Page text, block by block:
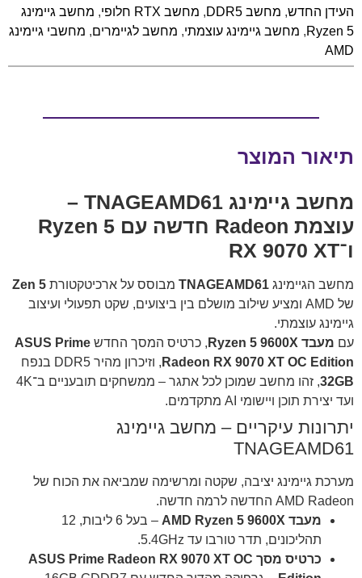
העידן החדש, מחשב DDR5 , מחשב RTX חלופי , מחשב גיימינג
Ryzen 5
, מחשב גיימינג עוצמתי, מחשב לגיימרים, מחשבי גיימינג
AMD
תיאור המוצר
מחשב גיימינג TNAGEAMD61 –
עוצמת Radeon חדשה עם Ryzen 5
ו־RX 9070 XT
מחשב הגיימינג TNAGEAMD61 מבוסס על ארכיטקטורת Zen 5
של AMD ומציע שילוב מושלם בין ביצועים, שקט תפעולי ועיצוב
גיימינג עוצמתי.
עם מעבד Ryzen 5 9600X , כרטיס המסך החדש ASUS Prime
Radeon RX 9070 XT OC Edition , וזיכרון מהיר DDR5 בנפח
32GB
, זהו מחשב שמוכן לכל אתגר – ממשחקים תובעניים ב־4K
ועד יצירת תוכן ויישומי AI מתקדמים.
יתרונות עיקריים – מחשב גיימינג
TNAGEAMD61
מערכת גיימינג יציבה, שקטה ומרשימה שמביאה את הכוח של
AMD Radeon החדשה לרמה חדשה.
מעבד AMD Ryzen 5 9600X
– בעל 6 ליבות, 12
תהליכונים, תדר טורבו עד ‎5.4GHz‎.
כרטיס מסך ASUS Prime Radeon RX 9070 XT OC